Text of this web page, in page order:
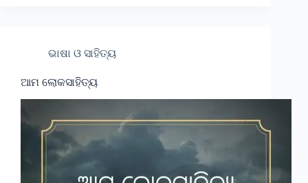
ଭାଷା ଓ ସାହିତ୍ୟ
ଆମ ଲୋକସାହିତ୍ୟ